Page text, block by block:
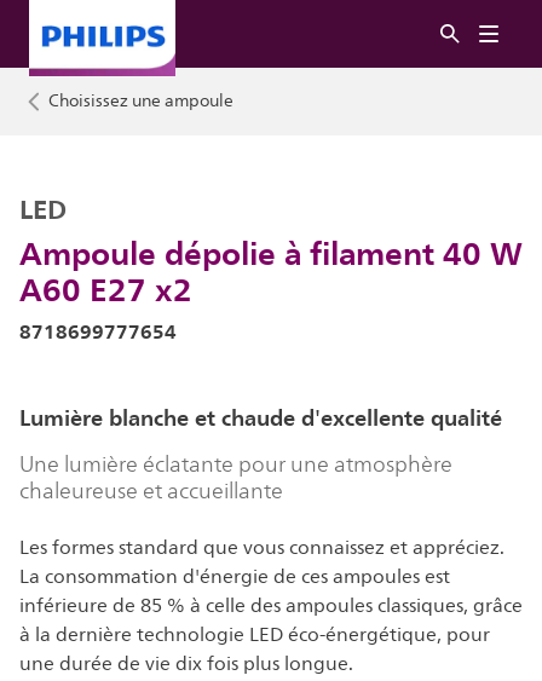
Choisissez une ampoule
Ampoule dépolie à filament 40 W
A60 E27 x2
LED
8718699777654
Lumière blanche et chaude d'excellente qualité
Une lumière éclatante pour une atmosphère
chaleureuse et accueillante
Les formes standard que vous connaissez et appréciez.
La consommation d'énergie de ces ampoules est
inférieure de 85 % à celle des ampoules classiques, grâce
à la dernière technologie LED éco-énergétique, pour
une durée de vie dix fois plus longue.